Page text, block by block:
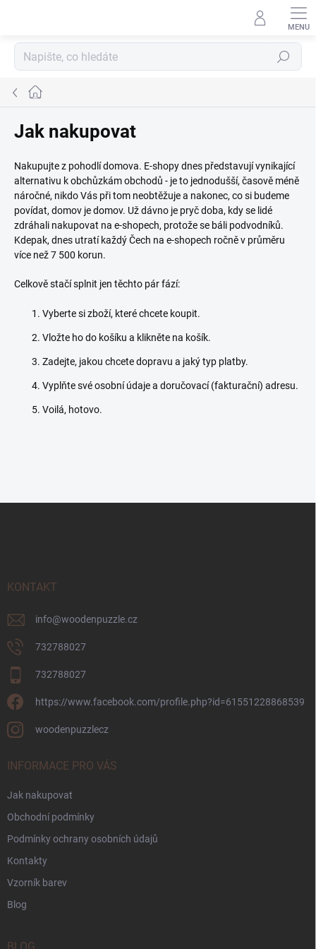
Hledat
Domů
Jak nakupovat
Nakupujte z pohodlí domova. E-shopy dnes představují vynikající
alternativu k obchůzkám obchodů - je to jednodušší, časově méně
náročné, nikdo Vás při tom neobtěžuje a nakonec, co si budeme
povídat, domov je domov. Už dávno je pryč doba, kdy se lidé
zdráhali nakupovat na e-shopech, protože se báli podvodníků.
Kdepak, dnes utratí každý Čech na e-shopech ročně v průměru
více než 7 500 korun.
Celkově stačí splnit jen těchto pár fází:
Vyberte si zboží, které chcete koupit.
Vložte ho do košíku a klikněte na košík.
Zadejte, jakou chcete dopravu a jaký typ platby.
Vyplňte své osobní údaje a doručovací (fakturační) adresu.
Voilá, hotovo.
KONTAKT
info@woodenpuzzle.cz
732788027
732788027
https://www.facebook.com/profile.php?id=61551228868539
woodenpuzzlecz
INFORMACE PRO VÁS
Jak nakupovat
Obchodní podmínky
Podmínky ochrany osobních údajů
Kontakty
Vzorník barev
Blog